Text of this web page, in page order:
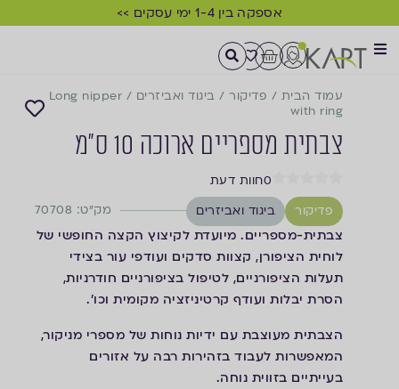
אספקה בין 1-4 ימי עסקים >>
עמוד הבית / פדיקור/ ביגוד ואביזרים /
Long nipper
with ring
צבתית מספריים ארוכה 10 ס"מ
0חוות דעת
פדיקור
ביגוד ואביזרים מק"ט: 70708
צבתית-מספריים. מיועדת לקיצוץ הקצה החופשי של
לוחית הציפורן, קצוות סדקים ועודפי עור בצידי
תעלות הציפורניים, לטיפול בציפורניים חודרניות,
הסרת יבלות ועודף קרטיניזציה מקומית וכו'.
הצבתית מעוצבת עם ידיות נוחות של מספרי מניקור,
המאפשרות לעבוד בזהירות רבה על אזורים
בעייתיים בזווית נוחה.